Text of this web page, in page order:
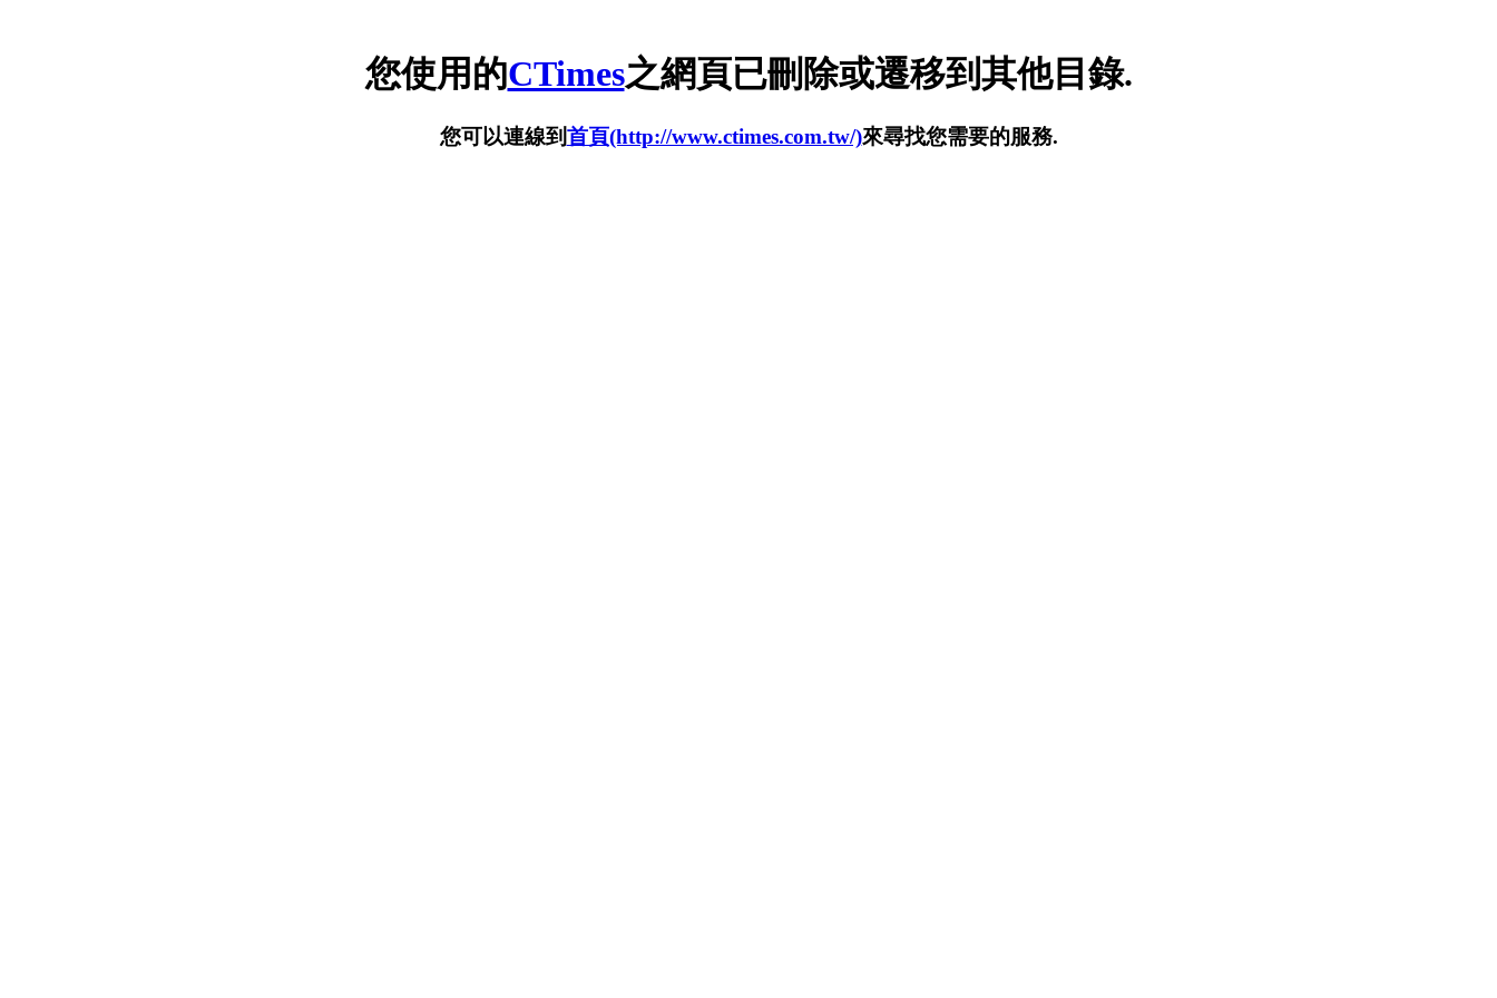
您使用的CTimes之網頁已刪除或遷移到其他目錄.
您可以連線到首頁(http://www.ctimes.com.tw/)來尋找您需要的服務.